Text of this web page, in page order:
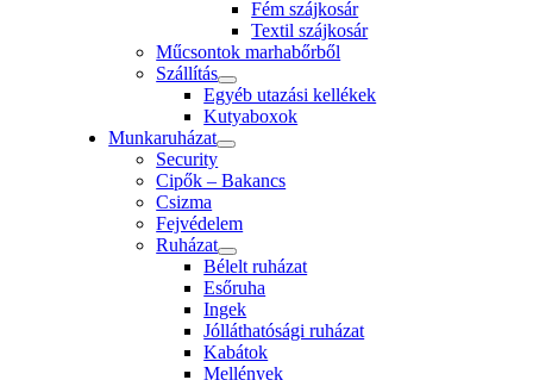
Fém szájkosár
Textil szájkosár
Műcsontok marhabőrből
Szállítás
Egyéb utazási kellékek
Kutyaboxok
Munkaruházat
Security
Cipők – Bakancs
Csizma
Fejvédelem
Ruházat
Bélelt ruházat
Esőruha
Ingek
Jólláthatósági ruházat
Kabátok
Mellények